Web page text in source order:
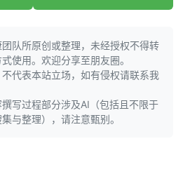
队所原创或整理，未经授权不得转
使用。欢迎分享至朋友圈。
代表本站立场，如有侵权请联系我
写过程部分涉及AI（包括且不限于
与整理），请注意甄别。